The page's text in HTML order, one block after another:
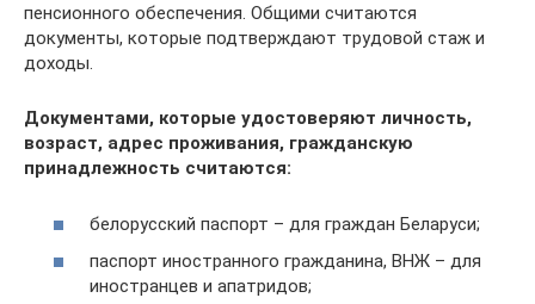
пенсионного обеспечения. Общими считаются
документы, которые подтверждают трудовой стаж и
доходы.
Документами, которые удостоверяют личность,
возраст, адрес проживания, гражданскую
принадлежность считаются:
белорусский паспорт – для граждан Беларуси;
паспорт иностранного гражданина, ВНЖ – для
иностранцев и апатридов;